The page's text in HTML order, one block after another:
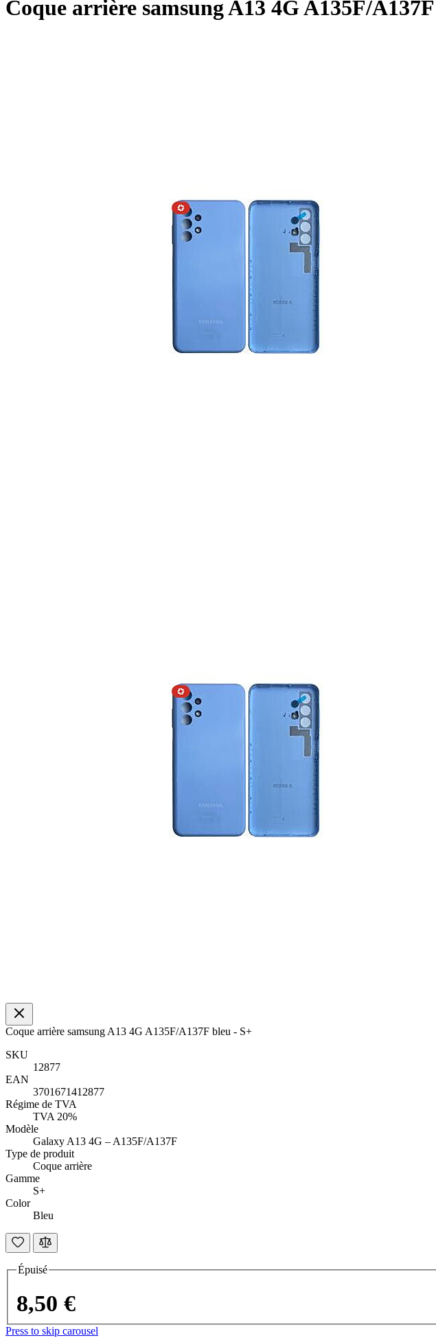
Coque arrière samsung A13 4G A135F/
Coque arrière samsung A13 4G A135F/A137F bleu - S+
SKU
12877
EAN
3701671412877
Régime de TVA
TVA 20%
Modèle
Galaxy A13 4G – A135F/A137F
Type de produit
Coque arrière
Gamme
S+
Color
Bleu
Épuisé
8,50 €
Press to skip carousel